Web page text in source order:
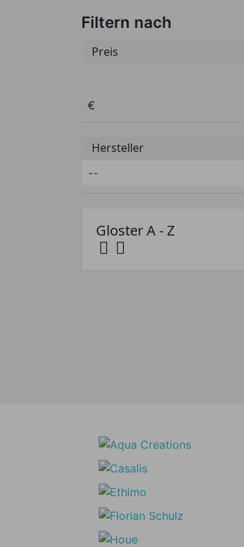
Filtern nach
Preis
Preis von
€
Hersteller
Gloster A - Z
 